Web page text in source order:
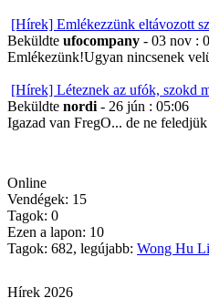
[Hírek] Emlékezzünk eltávozott
Beküldte ufocompany - 03 nov :
Emlékezünk!Ugyan nincsenek
[Hírek] Léteznek az ufók, szokd
Beküldte nordi - 26 jún : 05:06
Igazad van FregO... de ne
Online
Vendégek: 15
Tagok: 0
Ezen a lapon: 10
Tagok: 682, legújabb: Wong Hu Li
Hírek 2026